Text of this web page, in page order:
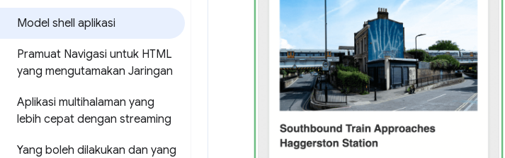
Model shell aplikasi
Pramuat Navigasi untuk HTML
yang mengutamakan Jaringan
Aplikasi multihalaman yang
lebih cepat dengan streaming
Yang boleh dilakukan dan yang